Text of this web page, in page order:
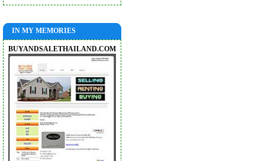
IN MY MEMORIES
BUYANDSALETHAILAND.COM